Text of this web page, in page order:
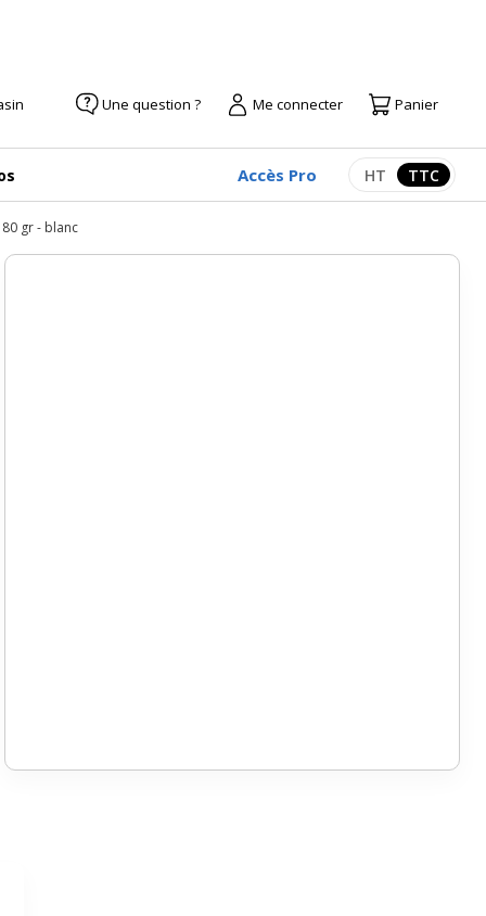
Une question ? Me connecter Panier
Accès Pro Afficher les
HT TTC
gr - blanc